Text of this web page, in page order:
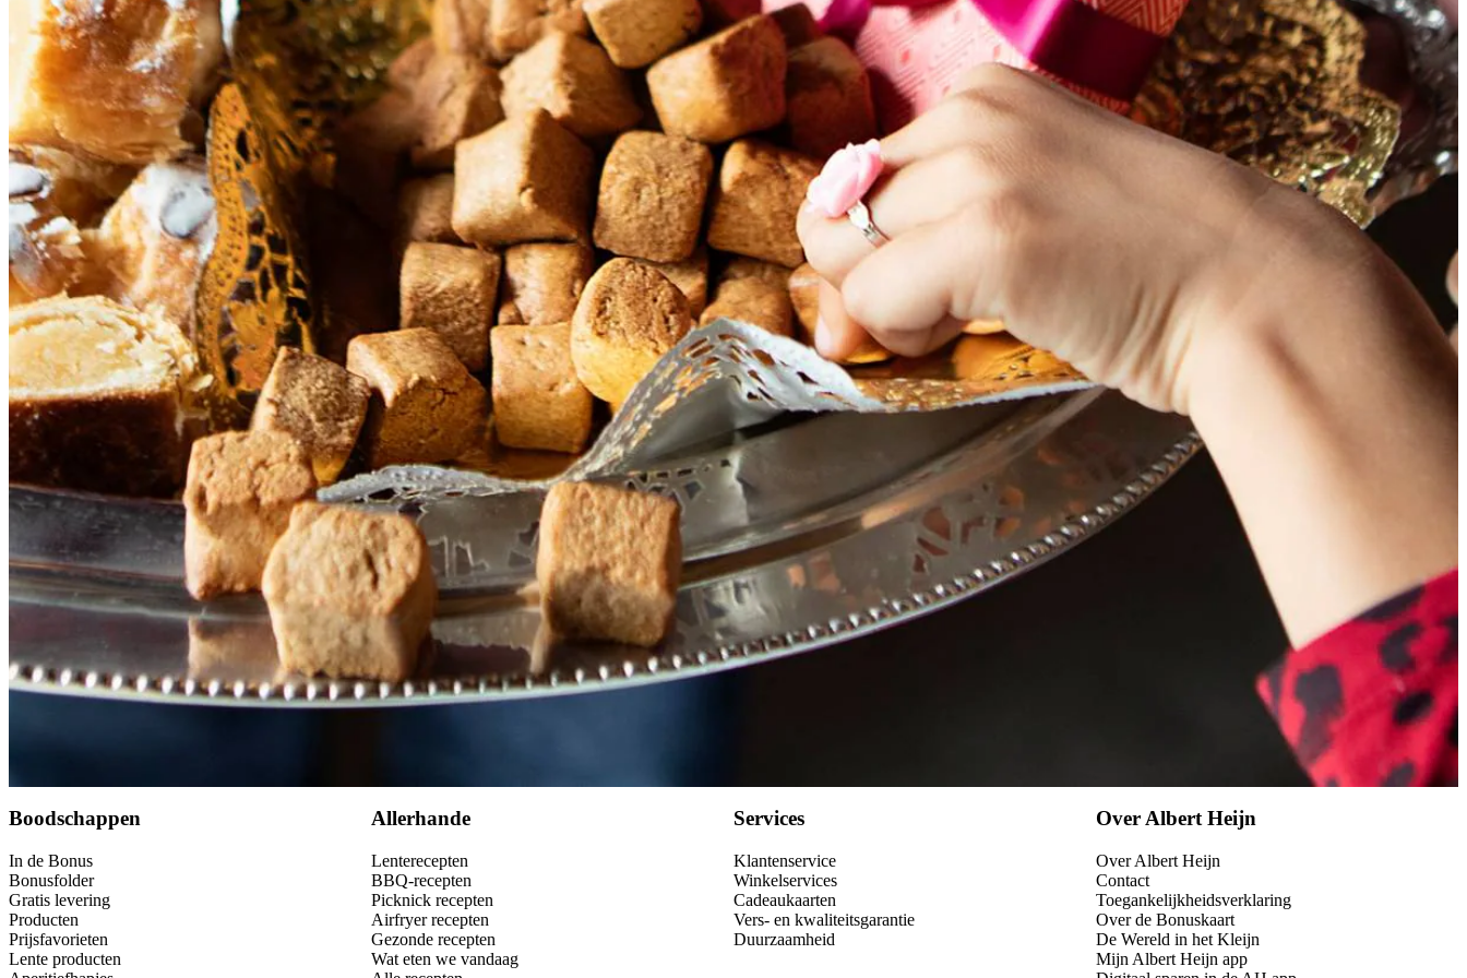
1middelgroot scharrelei
250 g zelfrijzend bakmeel
100 gtarwebloem
1 tlkoek- en speculaaskruiden
2 tlEuroma Original spices by Jonnie Boer Chinese 5 spice
Kies producten
AlgemeenOp zoek naar kruidnoten? Zoek op de site naar 511914 voor het recept van kruidnoten bakken.
Wat vond je van dit recept?
Boodschappen
In de Bonus
Bonusfolder
Gratis levering
Producten
Prijsfavorieten
Lente producten
Allerhande
Lenterecepten
BBQ-recepten
Picknick recepten
Airfryer recepten
Gezonde recepten
Wat eten we vandaag
Services
Klantenservice
Winkelservices
Cadeaukaarten
Vers- en kwaliteitsgarantie
Duurzaamheid
Over Albert Heijn
Over Albert Heijn
Contact
Toegankelijkheidsverklaring
Over de Bonuskaart
De Wereld in het Kleijn
Mijn Albert Heijn app